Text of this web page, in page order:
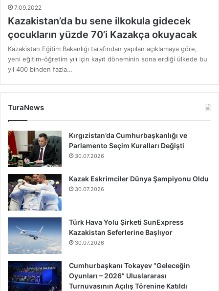
7.09.2022
Kazakistan’da bu sene ilkokula gidecek
çocukların yüzde 70’i Kazakça okuyacak
Kazakistan Eğitim Bakanlığı tarafından yapılan açıklamaya göre,
yeni eğitim-öğretim yılı için kayıt döneminin sona erdiği ülkede bu
yıl 400 binden fazla…
TuraNews
Kırgızistan’da Cumhurbaşkanlığı ve
Parlamento Seçim Kuralları Değişti
30.07.2026
Kazak Eskrimciler Dünya Şampiyonu Oldu
30.07.2026
Türk Hava Yolu Şirketi SunExpress
Kazakistan Seferlerine Başlıyor
30.07.2026
Cumhurbaşkanı Tokayev “Geleceğin
Oyunları – 2026” Uluslararası
Turnuvasının Açılış Törenine Katıldı